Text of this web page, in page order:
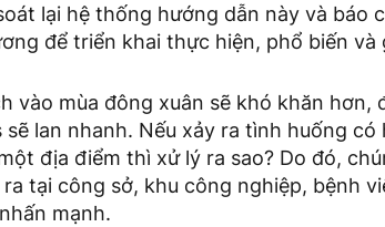
lại hệ thống hướng dẫn này và báo
để triển khai thực hiện, phổ biến và
vào mùa đông xuân sẽ khó khăn hơn,
lan nhanh. Nếu xảy ra tình huống có
địa điểm thì xử lý ra sao? Do đó,
tại công sở, khu công nghiệp, bệnh
mạnh.